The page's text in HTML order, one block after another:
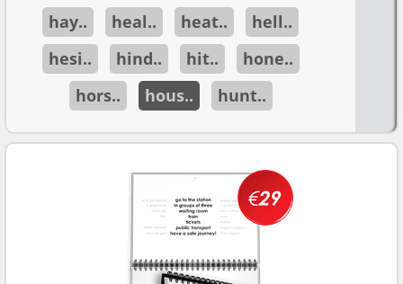
hay..
heal.. heat..
hell..
hesi..
hind.. hit..
hone..
hors..
hous.. hunt..